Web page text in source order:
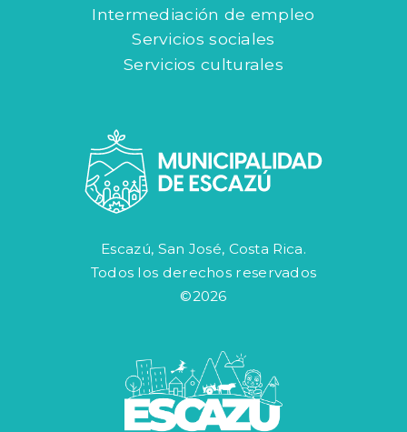
Intermediación de empleo
Servicios sociales
Servicios culturales
Escazú, San José, Costa Rica.
Todos los derechos reservados
©2026